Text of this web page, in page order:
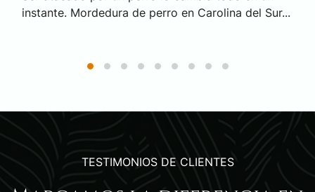
instante. Mordedura de perro en Carolina del Sur...
TESTIMONIOS DE CLIENTES